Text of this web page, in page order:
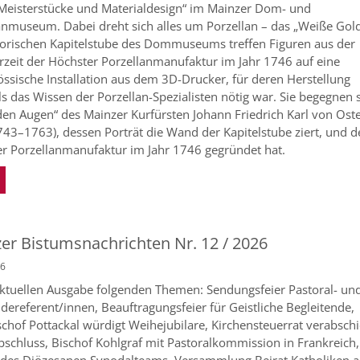
und Materialdesign“ im Mainzer Dom- und
Dabei dreht sich alles um Porzellan – das „Weiße
Kapitelstube des Dommuseums treffen Figuren aus der
der Höchster Porzellanmanufaktur im Jahr 1746 auf eine
Installation aus dem 3D-Drucker, für deren Herstellung
das Wissen der Porzellan-Spezialisten nötig war. Sie begegnen
Augen“ des Mainzer Kurfürsten Johann Friedrich Karl von
dessen Porträt die Wand der Kapitelstube ziert, und
Porzellanmanufaktur im Jahr 1746 gegründet hat.
Bistumsnachrichten Nr. 12 / 2026
Ausgabe folgenden Themen: Sendungsfeier Pastoral-
innen, Beauftragungsfeier für Geistliche Begleitende,
Pottackal würdigt Weihejubilare, Kirchensteuerrat
Bischof Kohlgraf mit Pastoralkommission in